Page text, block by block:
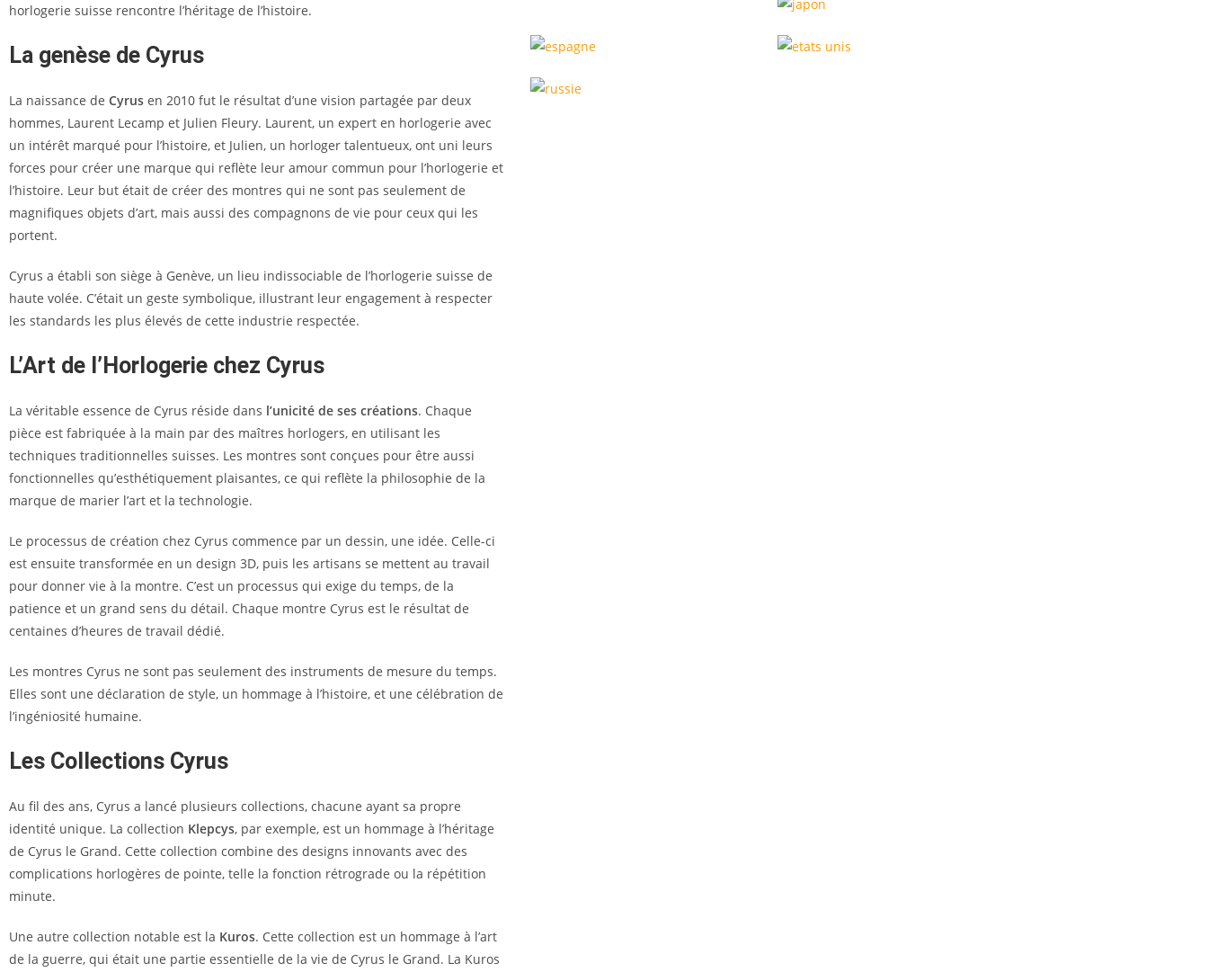
horlogerie suisse rencontre l’héritage de l’histoire.
La genèse de Cyrus
La naissance de Cyrus en 2010 fut le résultat d’une vision partagée par deux
hommes, Laurent Lecamp et Julien Fleury. Laurent, un expert en horlogerie avec
un intérêt marqué pour l’histoire, et Julien, un horloger talentueux, ont uni leurs
forces pour créer une marque qui reflète leur amour commun pour l’horlogerie et
l’histoire. Leur but était de créer des montres qui ne sont pas seulement de
magnifiques objets d’art, mais aussi des compagnons de vie pour ceux qui les
portent.
Cyrus a établi son siège à Genève, un lieu indissociable de l’horlogerie suisse de
haute volée. C’était un geste symbolique, illustrant leur engagement à respecter
les standards les plus élevés de cette industrie respectée.
L’Art de l’Horlogerie chez Cyrus
La véritable essence de Cyrus réside dans l’unicité de ses créations. Chaque
pièce est fabriquée à la main par des maîtres horlogers, en utilisant les
techniques traditionnelles suisses. Les montres sont conçues pour être aussi
fonctionnelles qu’esthétiquement plaisantes, ce qui reflète la philosophie de la
marque de marier l’art et la technologie.
Le processus de création chez Cyrus commence par un dessin, une idée. Celle-ci
est ensuite transformée en un design 3D, puis les artisans se mettent au travail
pour donner vie à la montre. C’est un processus qui exige du temps, de la
patience et un grand sens du détail. Chaque montre Cyrus est le résultat de
centaines d’heures de travail dédié.
Les montres Cyrus ne sont pas seulement des instruments de mesure du temps.
Elles sont une déclaration de style, un hommage à l’histoire, et une célébration de
l’ingéniosité humaine.
Les Collections Cyrus
Au fil des ans, Cyrus a lancé plusieurs collections, chacune ayant sa propre
identité unique. La collection Klepcys, par exemple, est un hommage à l’héritage
de Cyrus le Grand. Cette collection combine des designs innovants avec des
complications horlogères de pointe, telle la fonction rétrograde ou la répétition
minute.
Une autre collection notable est la Kuros. Cette collection est un hommage à l’art
de la guerre, qui était une partie essentielle de la vie de Cyrus le Grand. La Kuros